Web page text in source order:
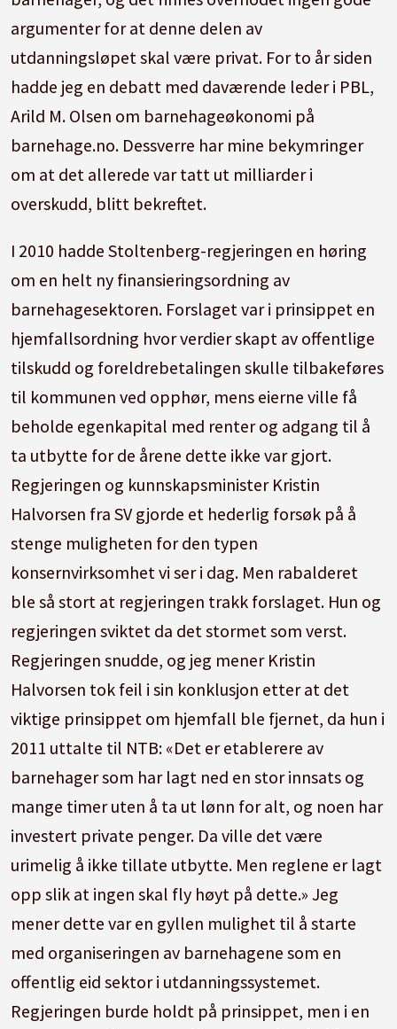
argumenter for at denne delen av
utdanningsløpet skal være privat. For to år siden
hadde jeg en debatt med daværende leder i PBL,
Arild M. Olsen om barnehageøkonomi på
barnehage.no. Dessverre har mine bekymringer
om at det allerede var tatt ut milliarder i
overskudd, blitt bekreftet.
I 2010 hadde Stoltenberg-regjeringen en høring
om en helt ny finansieringsordning av
barnehagesektoren. Forslaget var i prinsippet en
hjemfallsordning hvor verdier skapt av offentlige
tilskudd og foreldrebetalingen skulle tilbakeføres
til kommunen ved opphør, mens eierne ville få
beholde egenkapital med renter og adgang til å
ta utbytte for de årene dette ikke var gjort.
Regjeringen og kunnskapsminister Kristin
Halvorsen fra SV gjorde et hederlig forsøk på å
stenge muligheten for den typen
konsernvirksomhet vi ser i dag. Men rabalderet
ble så stort at regjeringen trakk forslaget. Hun og
regjeringen sviktet da det stormet som verst.
Regjeringen snudde, og jeg mener Kristin
Halvorsen tok feil i sin konklusjon etter at det
viktige prinsippet om hjemfall ble fjernet, da hun i
2011 uttalte til NTB: «Det er etablerere av
barnehager som har lagt ned en stor innsats og
mange timer uten å ta ut lønn for alt, og noen har
investert private penger. Da ville det være
urimelig å ikke tillate utbytte. Men reglene er lagt
opp slik at ingen skal fly høyt på dette.» Jeg
mener dette var en gyllen mulighet til å starte
med organiseringen av barnehagene som en
offentlig eid sektor i utdanningssystemet.
Regjeringen burde holdt på prinsippet, men i en